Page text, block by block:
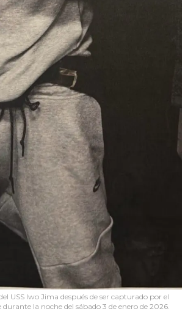
USS Iwo Jima después de ser capturado por el
la noche del sábado 3 de enero de 2026.